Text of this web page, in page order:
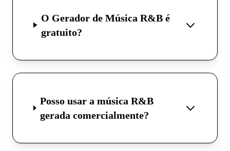
O Gerador de Música R&B é
gratuito?
Posso usar a música R&B
gerada comercialmente?